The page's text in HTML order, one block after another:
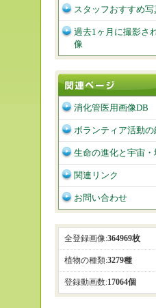
スタッフおすすめ写
過去1ヶ月に撮影さ
像
消化管医用画像DB
ボランティア活動の
生命の進化と宇宙・
関連リンク
お問い合わせ
全登録画像:364969枚
植物の種類:3279種
登録動画数:17064個